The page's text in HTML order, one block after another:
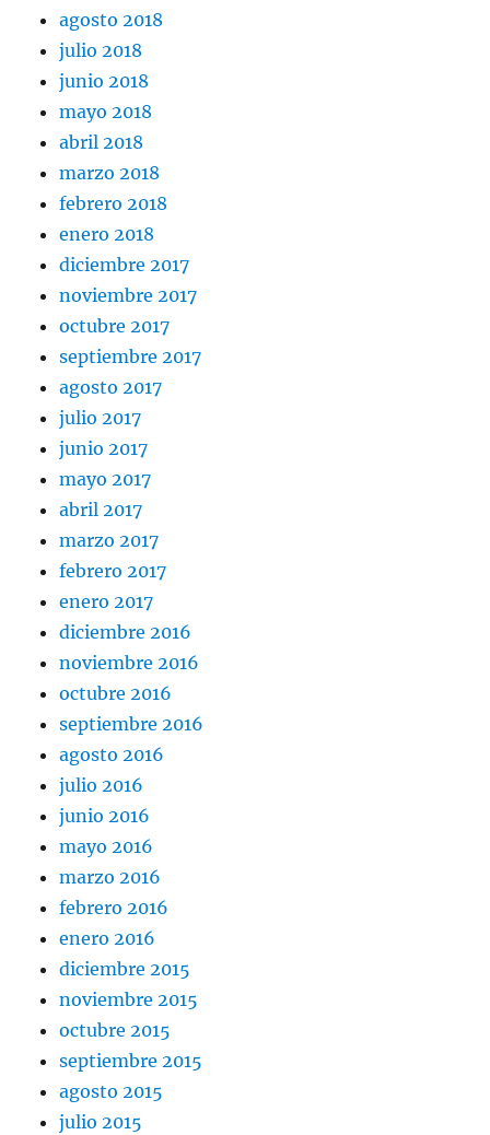
agosto 2018
julio 2018
junio 2018
mayo 2018
abril 2018
marzo 2018
febrero 2018
enero 2018
diciembre 2017
noviembre 2017
octubre 2017
septiembre 2017
agosto 2017
julio 2017
junio 2017
mayo 2017
abril 2017
marzo 2017
febrero 2017
enero 2017
diciembre 2016
noviembre 2016
octubre 2016
septiembre 2016
agosto 2016
julio 2016
junio 2016
mayo 2016
marzo 2016
febrero 2016
enero 2016
diciembre 2015
noviembre 2015
octubre 2015
septiembre 2015
agosto 2015
julio 2015